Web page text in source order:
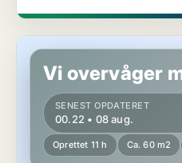
Andelsbolig i Dalmose
Vi overvåger
SENEST OPDATERET
00.22 • 08 aug.
Oprettet 11 h Ca. 60 m2